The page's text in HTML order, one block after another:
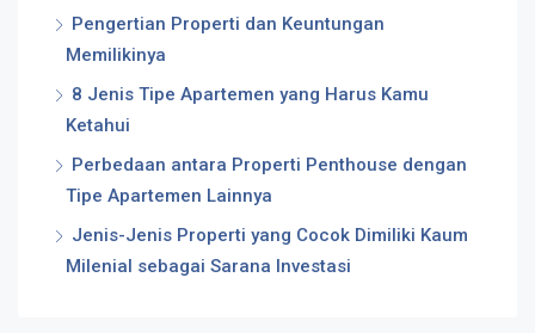
Pengertian Properti dan Keuntungan
Memilikinya
8 Jenis Tipe Apartemen yang Harus Kamu
Ketahui
Perbedaan antara Properti Penthouse dengan
Tipe Apartemen Lainnya
Jenis-Jenis Properti yang Cocok Dimiliki Kaum
Milenial sebagai Sarana Investasi